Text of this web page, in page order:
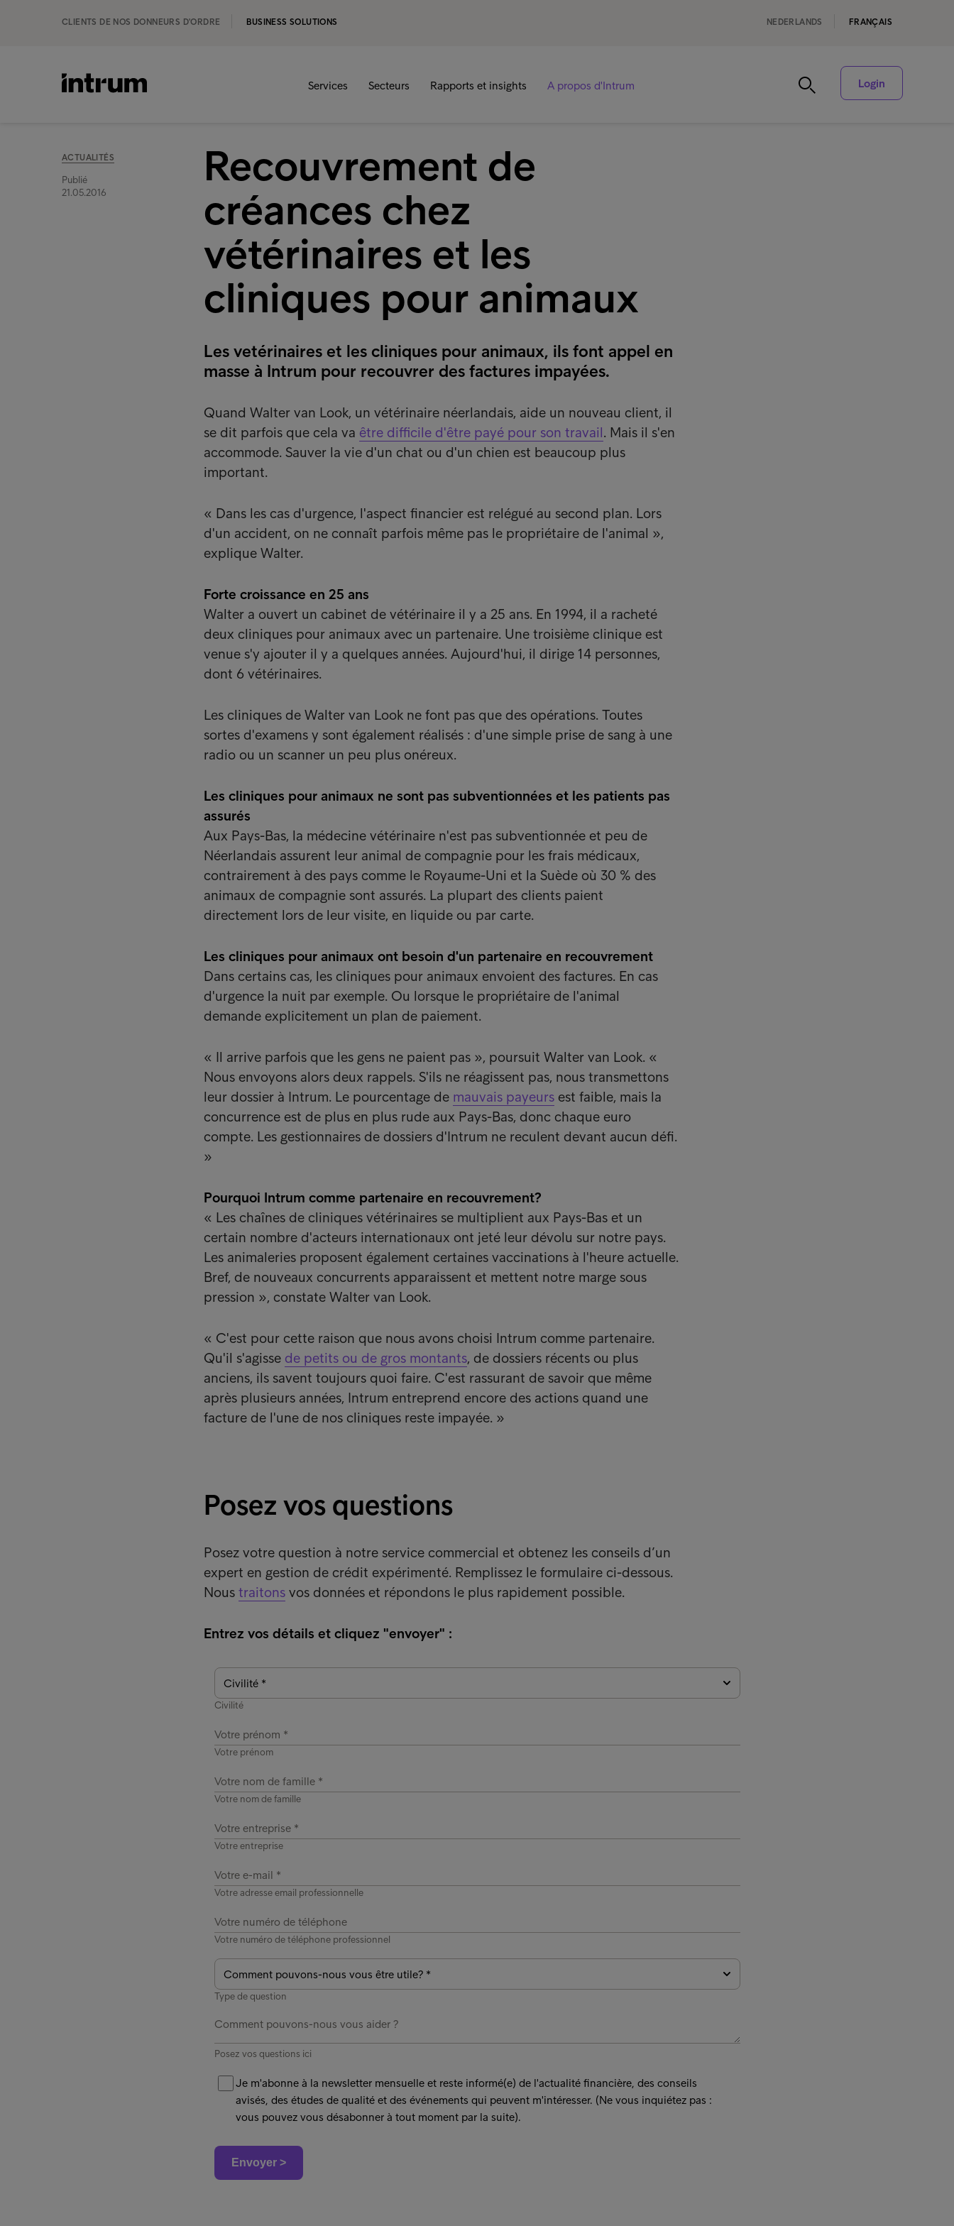
CLIENTS DE NOS DONNEURS D'ORDRE BUSINESS SOLUTIONS NEDERLANDS FRANÇAIS
Services Secteurs Rapports et insights A propos d'Intrum Login
ACTUALITÉS
Publié
21.05.2016
Recouvrement de
créances chez
vétérinaires et les
cliniques pour animaux
Les vetérinaires et les cliniques pour animaux, ils font appel en
masse à Intrum pour recouvrer des factures impayées.
Quand Walter van Look, un vétérinaire néerlandais, aide un nouveau client, il
se dit parfois que cela va être difficile d'être payé pour son travail. Mais il s'en
accommode. Sauver la vie d'un chat ou d'un chien est beaucoup plus
important.
« Dans les cas d'urgence, l'aspect financier est relégué au second plan. Lors
d'un accident, on ne connaît parfois même pas le propriétaire de l'animal »,
explique Walter.
Forte croissance en 25 ans
Walter a ouvert un cabinet de vétérinaire il y a 25 ans. En 1994, il a racheté
deux cliniques pour animaux avec un partenaire. Une troisième clinique est
venue s'y ajouter il y a quelques années. Aujourd'hui, il dirige 14 personnes,
dont 6 vétérinaires.
Les cliniques de Walter van Look ne font pas que des opérations. Toutes
sortes d'examens y sont également réalisés : d'une simple prise de sang à une
radio ou un scanner un peu plus onéreux.
Les cliniques pour animaux ne sont pas subventionnées et les patients pas
assurés
Aux Pays-Bas, la médecine vétérinaire n'est pas subventionnée et peu de
Néerlandais assurent leur animal de compagnie pour les frais médicaux,
contrairement à des pays comme le Royaume-Uni et la Suède où 30 % des
animaux de compagnie sont assurés. La plupart des clients paient
directement lors de leur visite, en liquide ou par carte.
Les cliniques pour animaux ont besoin d'un partenaire en recouvrement
Dans certains cas, les cliniques pour animaux envoient des factures. En cas
d'urgence la nuit par exemple. Ou lorsque le propriétaire de l'animal
demande explicitement un plan de paiement.
« Il arrive parfois que les gens ne paient pas », poursuit Walter van Look. «
Nous envoyons alors deux rappels. S'ils ne réagissent pas, nous transmettons
leur dossier à Intrum. Le pourcentage de mauvais payeurs est faible, mais la
concurrence est de plus en plus rude aux Pays-Bas, donc chaque euro
compte. Les gestionnaires de dossiers d'Intrum ne reculent devant aucun défi.
»
Pourquoi Intrum comme partenaire en recouvrement?
« Les chaînes de cliniques vétérinaires se multiplient aux Pays-Bas et un
certain nombre d'acteurs internationaux ont jeté leur dévolu sur notre pays.
Les animaleries proposent également certaines vaccinations à l'heure actuelle.
Bref, de nouveaux concurrents apparaissent et mettent notre marge sous
pression », constate Walter van Look.
« C'est pour cette raison que nous avons choisi Intrum comme partenaire.
Qu'il s'agisse de petits ou de gros montants, de dossiers récents ou plus
anciens, ils savent toujours quoi faire. C'est rassurant de savoir que même
après plusieurs années, Intrum entreprend encore des actions quand une
facture de l'une de nos cliniques reste impayée. »
Posez vos questions
Posez votre question à notre service commercial et obtenez les conseils d’un
expert en gestion de crédit expérimenté. Remplissez le formulaire ci-dessous.
Nous traitons vos données et répondons le plus rapidement possible.
Entrez vos détails et cliquez "envoyer" :